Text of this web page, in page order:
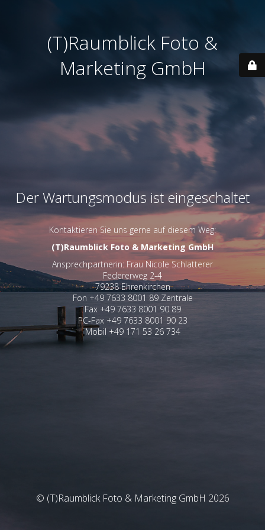
(T)Raumblick Foto &
Marketing GmbH
Der Wartungsmodus ist eingeschaltet
Kontaktieren Sie uns gerne auf diesem Weg:
(T)Raumblick Foto & Marketing GmbH
Ansprechpartnerin: Frau Nicole Schlatterer
Federerweg 2-4
79238 Ehrenkirchen
Fon +49 7633 8001 89 Zentrale
Fax +49 7633 8001 90 89
PC-Fax +49 7633 8001 90 23
Mobil +49 171 53 26 734
© (T)Raumblick Foto & Marketing GmbH 2026